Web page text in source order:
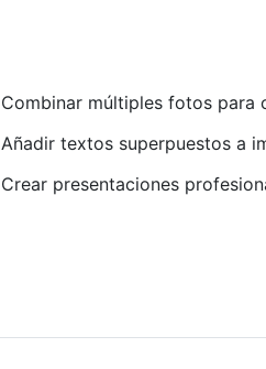
Combinar múltiples fotos para
Añadir textos superpuestos a
Crear presentaciones